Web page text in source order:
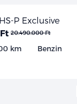
P Exclusive
20.490.000 Ft
km Benzin